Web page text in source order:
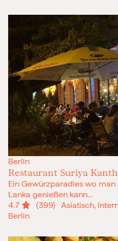
Berlin
Restaurant Suriya
Ein Gewürzparadies wo
Lanka genießen kann...
4.7
(399) Asiatisch,
Berlin